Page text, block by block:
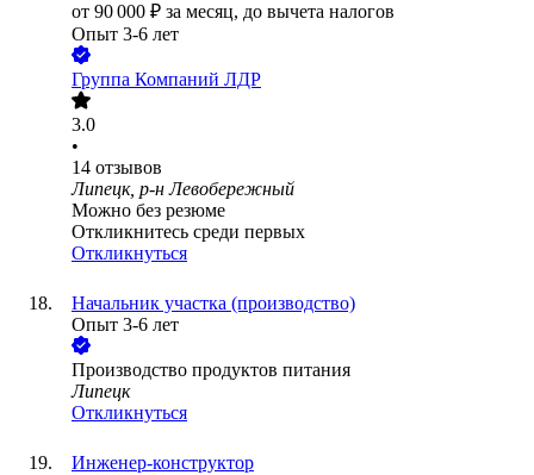
от 90 000 ₽ за месяц, до вычета налогов
Опыт 3-6 лет
Группа Компаний ЛДР
3.0
•
14 отзывов
Липецк, р-н Левобережный
Можно без резюме
Откликнитесь среди первых
Откликнуться
Начальник участка (производство)
Опыт 3-6 лет
Производство продуктов питания
Липецк
Откликнуться
Инженер-конструктор